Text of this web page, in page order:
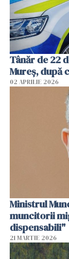
Tânăr de 22
Mureș, după
02 APRILIE 2026
Ministrul
muncitorii
dispensabili"
21 MARTIE 2026